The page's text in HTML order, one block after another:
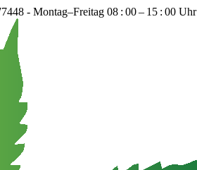
- Montag–Freitag 08 : 00 – 15 : 00 Uhr